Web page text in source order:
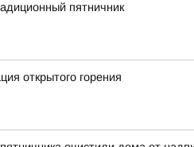
пятничник
открытого горения